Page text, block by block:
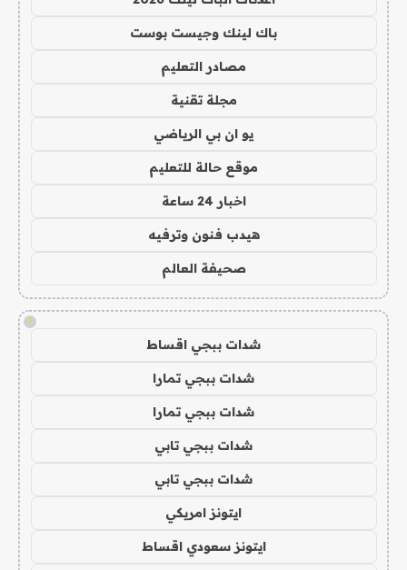
باك لينك وجيست بوست
مصادر التعليم
مجلة تقنية
يو ان بي الرياضي
موقع حالة للتعليم
اخبار 24 ساعة
هيدب فنون وترفيه
صحيفة العالم
!
شدات ببجي اقساط
شدات ببجي تمارا
شدات ببجي تمارا
شدات ببجي تابي
شدات ببجي تابي
ايتونز امريكي
ايتونز سعودي اقساط